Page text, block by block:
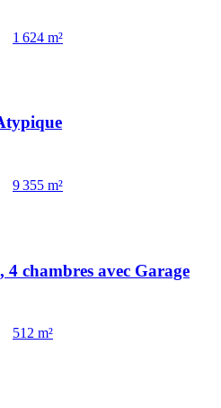
1 624 m²
9 355 m²
chambres avec Garage
512 m²